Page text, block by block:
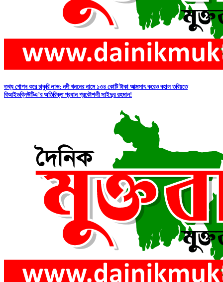
তথ্য গোপন করে চাকুরি লাভ: নদী খননের নামে ১৩৪ কোটি টাকা আত্মসাৎ করেও বহাল তবিয়তে
বিআইডব্লিউটিএ’র অতিরিক্ত প্রধান প্রকৌশলী সাইদুর রহমান!